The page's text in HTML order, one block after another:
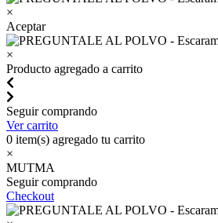
×
Aceptar
×
Producto agregado a carrito
Seguir comprando
Ver carrito
0 item(s) agregado tu carrito
×
MUTMA
Seguir comprando
Checkout